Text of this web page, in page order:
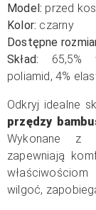
Model: przed
Kolor: czarny
Dostępne
Skład: 65,5%
poliamid, 4%
Odkryj idealne
przędzy
Wykonane z
zapewniają
wilgoć,